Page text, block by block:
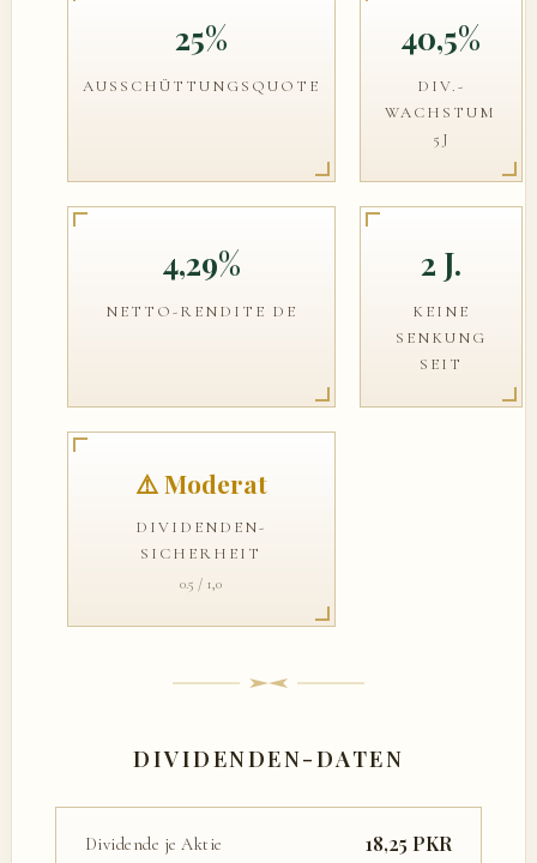
25%
AUSSCHÜTTUNGSQUOTE
40,5%
DIV.-
WACHSTUM
5J
4,29%
NETTO-RENDITE DE
2 J.
KEINE
SENKUNG
SEIT
⚠️ Moderat
DIVIDENDEN-
SICHERHEIT
0.5 / 1,0
DIVIDENDEN-DATEN
Dividende je Aktie 18,25 PKR